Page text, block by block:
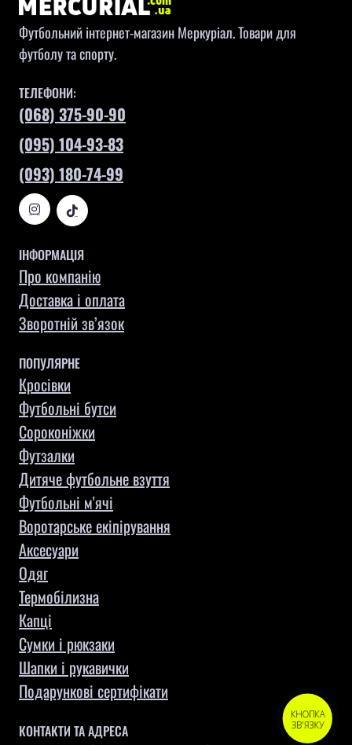
Футбольний інтернет-магазин Меркуріал. Товари для
футболу та спорту.
ТЕЛЕФОНИ:
(068) 375-90-90
(095) 104-93-83
(093) 180-74-99
ІНФОРМАЦІЯ
Про компанію
Доставка і оплата
Зворотній зв’язок
ПОПУЛЯРНЕ
Кросівки
Футбольні бутси
Сороконіжки
Футзалки
Дитяче футбольне взуття
Футбольні м'ячі
Воротарське екіпірування
Aксесуари
Одяг
Термобілизна
Капці
Сумки і рюкзаки
Шапки і рукавички
Подарункові сертифікати
КОНТАКТИ ТА АДРЕСА
КНОПКА
ЗВ'ЯЗКУ